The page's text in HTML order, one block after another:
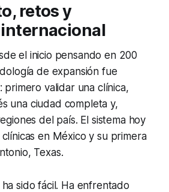
retos y
el inicio pensando en 200
de expansión fue
primero validar una clínica,
una ciudad completa y,
del país. El sistema hoy
en México y su primera
Texas.
sido fácil. Ha enfrentado